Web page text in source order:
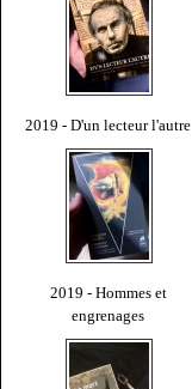
2019 - D'un lecteur l'autre
2019 - Hommes et
engrenages